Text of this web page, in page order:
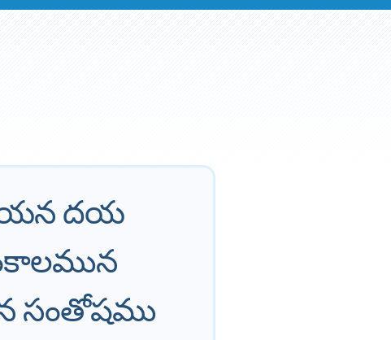
దయ
సంతోషము